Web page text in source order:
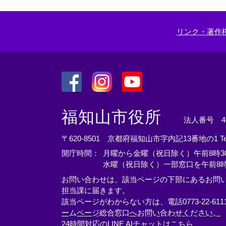
リンク・著作
外
部
リ
ン
ク
外
部
リ
ン
ク
外
部
リ
ン
ク
＞
福知山市役所 法人番号
〒620-8501 京都府福知山市字内記13番地の1
開庁時間： 月曜から金曜（祝日除く）午前8時
水曜（祝日除く）一部窓口を午前8
お問い合わせは、該当ページの下部にあるお問
担当課に届きます。
該当ページがわからない方は、電話0773-22-
ームページ総合窓口へお問い合わせください。
24時間対応のLINE AIチャットはこちら